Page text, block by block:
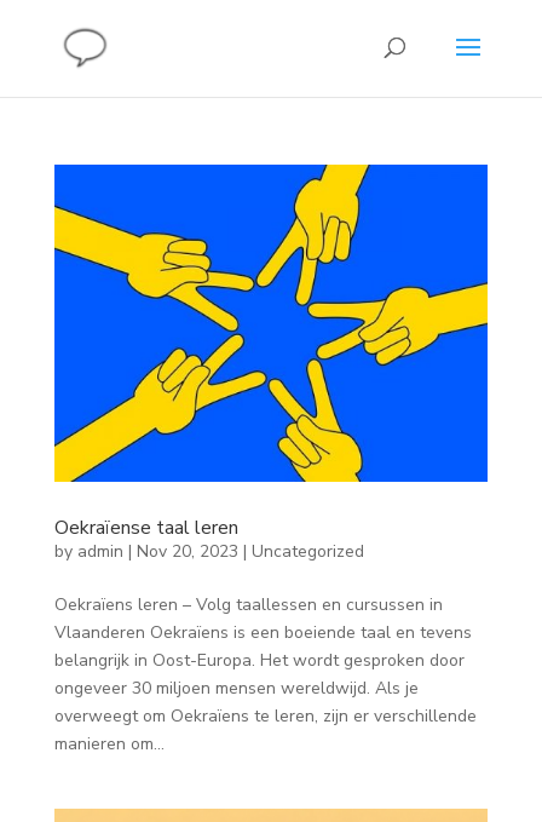
Oekraïense taal leren
by admin | Nov 20, 2023 | Uncategorized
Oekraïens leren – Volg taallessen en cursussen in
Vlaanderen Oekraïens is een boeiende taal en tevens
belangrijk in Oost-Europa. Het wordt gesproken door
ongeveer 30 miljoen mensen wereldwijd. Als je
overweegt om Oekraïens te leren, zijn er verschillende
manieren om...